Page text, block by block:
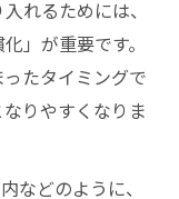
れるためには、
」が重要です。
たタイミングで
りやすくなりま
などのように、